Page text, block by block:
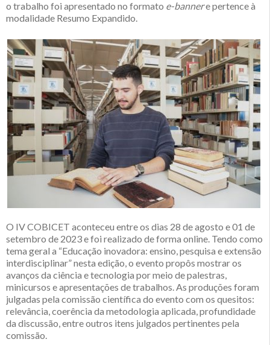
o trabalho foi apresentado no formato e-bannere pertence à
modalidade Resumo Expandido.
O IV COBICET aconteceu entre os dias 28 de agosto e 01 de
setembro de 2023 e foi realizado de forma online. Tendo como
tema geral a “Educação inovadora: ensino, pesquisa e extensão
interdisciplinar” nesta edição, o evento propôs mostrar os
avanços da ciência e tecnologia por meio de palestras,
minicursos e apresentações de trabalhos. As produções foram
julgadas pela comissão científica do evento com os quesitos:
relevância, coerência da metodologia aplicada, profundidade
da discussão, entre outros itens julgados pertinentes pela
comissão.